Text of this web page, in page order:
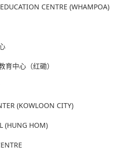
CENTRE (WHAMPOA)
育中心（红磡）
(KOWLOON CITY)
(HUNG HOM)